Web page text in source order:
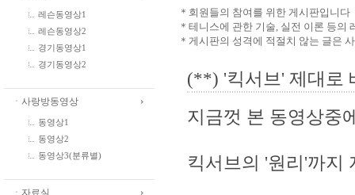
레슨동영상1
레슨동영상2
경기동영상1
경기동영상2
ㆍ사랑방동영상
동영상1
동영상2
동영상3(분류별)
ㆍ자료실
＊회원들의 참여를 위한 게시판입니다
＊테니스에 관한 기술, 실전 이론 등의
＊게시판의 성격에 적절치 않는 글은
(**) '킥서브' 제대로
지금껏 본 동영상중
킥서브의 '원리'까지